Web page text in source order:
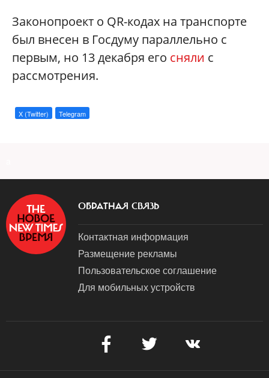
Законопроект о QR-кодах на транспорте
был внесен в Госдуму параллельно с
первым, но 13 декабря его сняли с
рассмотрения.
X (Twitter) Telegram
ОБРАТНАЯ СВЯЗЬ
Контактная информация
Размещение рекламы
Пользовательское соглашение
Для мобильных устройств